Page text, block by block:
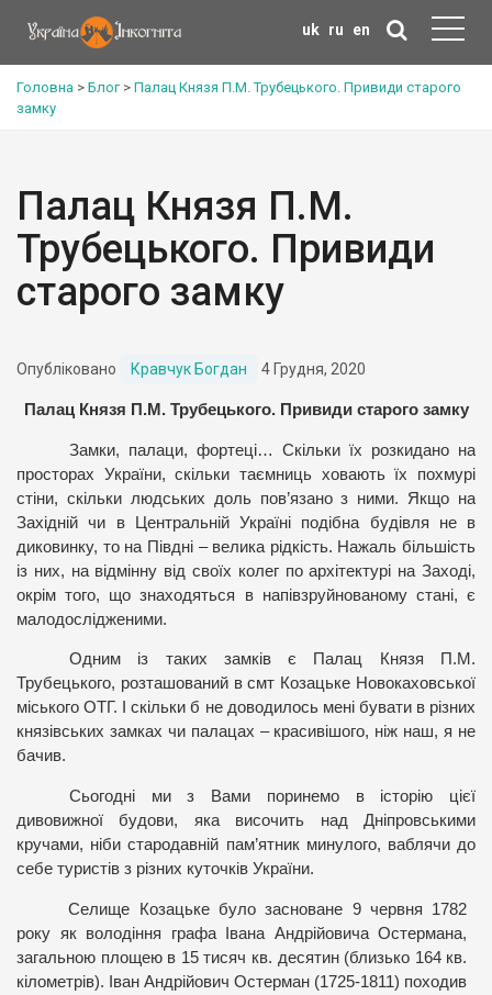
uk ru en
Головна > Блог> Палац Князя П.М. Трубецького. Привиди старого
замку
Палац Князя П.М.
Трубецького. Привиди
старого замку
Опубліковано Кравчук Богдан 4 Грудня, 2020
Палац Князя П.М. Трубецького. Привиди старого замку
Замки, палаци, фортеці… Скільки їх розкидано на
просторах України, скільки таємниць ховають їх похмурі
стіни, скільки людських доль пов’язано з ними. Якщо на
Західній чи в Центральній Україні подібна будівля не в
диковинку, то на Півдні – велика рідкість. Нажаль більшість
із них, на відмінну від своїх колег по архітектурі на Заході,
окрім того, що знаходяться в напівзруйнованому стані, є
малодослідженими.
Одним із таких замків є Палац Князя П.М.
Трубецького, розташований в смт Козацьке Новокаховської
міського ОТГ. І скільки б не доводилось мені бувати в різних
князівських замках чи палацах – красивішого, ніж наш, я не
бачив.
Сьогодні ми з Вами поринемо в історію цієї
дивовижної будови, яка височить над Дніпровськими
кручами, ніби стародавній пам’ятник минулого, ваблячи до
себе туристів з різних куточків України.
Селище Козацьке було засноване 9 червня 1782
року як володіння графа Івана Андрійовича Остермана,
загальною площею в 15 тисяч кв. десятин (близько 164 кв.
кілометрів). Іван Андрійович Остерман (1725-1811) походив